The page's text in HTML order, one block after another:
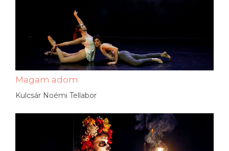
Magam adom
Kulcsár Noémi Tellabor